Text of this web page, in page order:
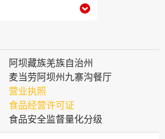

阿坝藏族羌族自治州
麦当劳阿坝州九寨沟餐厅
营业执照
食品经营许可证
食品安全监督量化分级